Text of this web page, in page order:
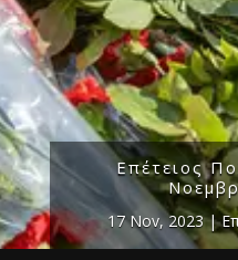
Επέτειος
17 Nov, 2023|